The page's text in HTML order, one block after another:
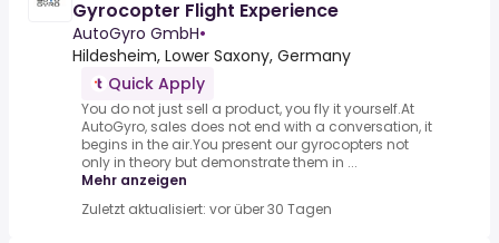
Gyrocopter Flight Experience
AutoGyro GmbH•
Hildesheim, Lower Saxony, Germany
Quick Apply
You do not just sell a product, you fly it yourself.At
AutoGyro, sales does not end with a conversation, it
begins in the air.You present our gyrocopters not
only in theory but demonstrate them in ...
Mehr anzeigen
Zuletzt aktualisiert: vor über 30 Tagen